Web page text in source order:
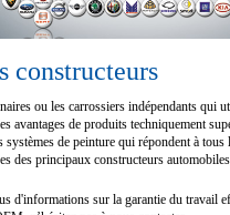
constructeurs
ou les carrossiers indépendants qui
avantages de produits techniquement
systèmes de peinture qui répondent à
des principaux constructeurs
d'informations sur la garantie du travail